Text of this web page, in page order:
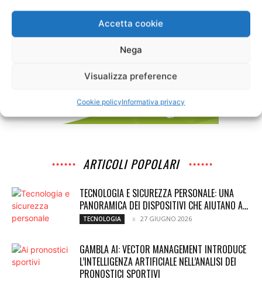
Accetta cookie
Nega
Visualizza preference
Cookie policyInformativa privacy
ARTICOLI POPOLARI
TECNOLOGIA E SICUREZZA PERSONALE: UNA
PANORAMICA DEI DISPOSITIVI CHE AIUTANO A...
TECNOLOGIA 27 GIUGNO 2026
GAMBLA AI: VECTOR MANAGEMENT INTRODUCE
L’INTELLIGENZA ARTIFICIALE NELL’ANALISI DEI
PRONOSTICI SPORTIVI